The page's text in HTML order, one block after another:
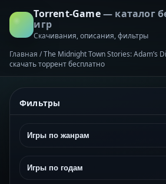
Torrent-Game— каталог
игр
Скачивания, описания, фильтры
Главная /The Midnight Town Stories: Adam’s
скачать торрент бесплатно
Фильтры
Игры по жанрам
Игры по годам